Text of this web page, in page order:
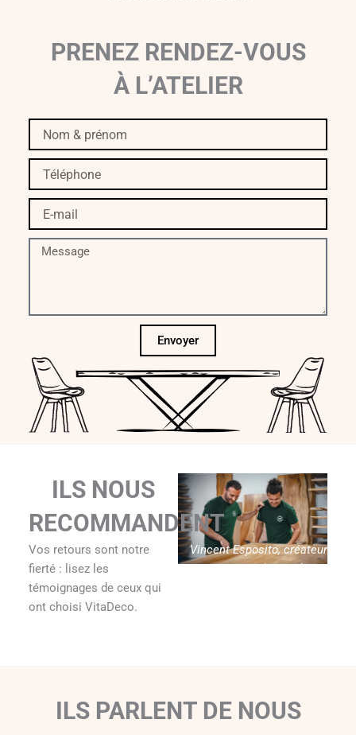
PRENEZ RENDEZ-VOUS
À L’ATELIER
prénom
mail
Message
Envoyer
Vincent Esposito, créateur
de Vitadeco
ILS NOUS
RECOMMANDENT
Vos retours sont notre
fierté : lisez les
témoignages de ceux qui
ont choisi VitaDeco.
ILS PARLENT DE NOUS